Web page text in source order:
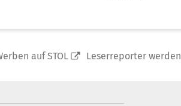
auf STOL Leserreporter werden